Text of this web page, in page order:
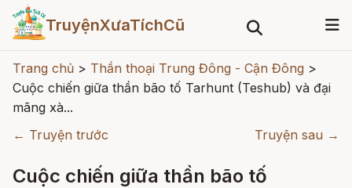
TruyệnXưaTíchCũ
Trang chủ > Thần thoại Trung Đông - Cận Đông >
Cuộc chiến giữa thần bão tố Tarhunt (Teshub) và đại
mãng xà...
← Truyện trước
Truyện sau →
Cuộc chiến giữa thần bão tố